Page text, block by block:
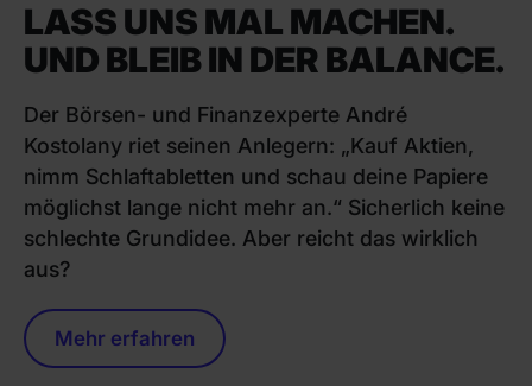
LASS UNS MAL MACHEN.
UND BLEIB IN DER BALANCE.
Der Börsen- und Finanzexperte André
Kostolany riet seinen Anlegern: „Kauf Aktien,
nimm Schlaftabletten und schau deine Papiere
möglichst lange nicht mehr an.“ Sicherlich keine
schlechte Grundidee. Aber reicht das wirklich
aus?
Mehr erfahren